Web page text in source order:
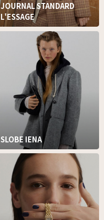
JOURNAL STANDARD
L'ESSAGE
SLOBE IENA